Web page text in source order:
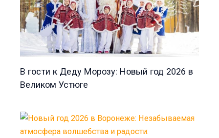
В гости к Деду Морозу: Новый год 2026 в
Великом Устюге